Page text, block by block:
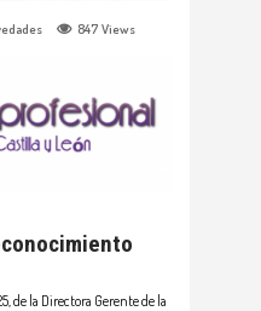
847 Views
de la Directora Gerente de la